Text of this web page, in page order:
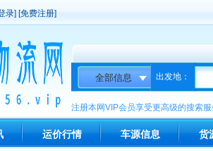
录] [免费注册]
出发地：
注册本网VIP会员享受更高级的搜索服
运价行情 车源信息 货